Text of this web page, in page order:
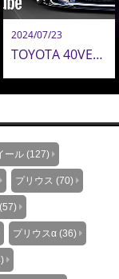
2024/07/23
TOYOTA 40VELLFIRE/Executive Lounge・Z Premier CUSTOM BODY KIT 40ヴェルファイア アドミレイション エアロパーツ カスタム PV
ール (127)
プリウス (70)
プリウスα (36)